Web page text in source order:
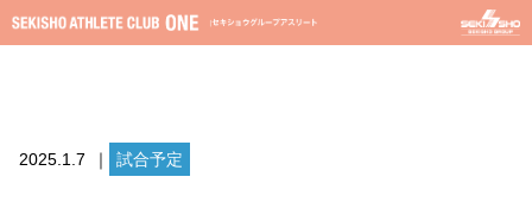
2025.1.7 ｜ 試合予定